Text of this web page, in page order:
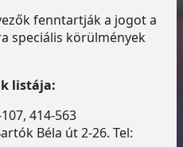
fenntartják a jogot a
speciális körülmények
listája:
414-563
Béla út 2-26. Tel: